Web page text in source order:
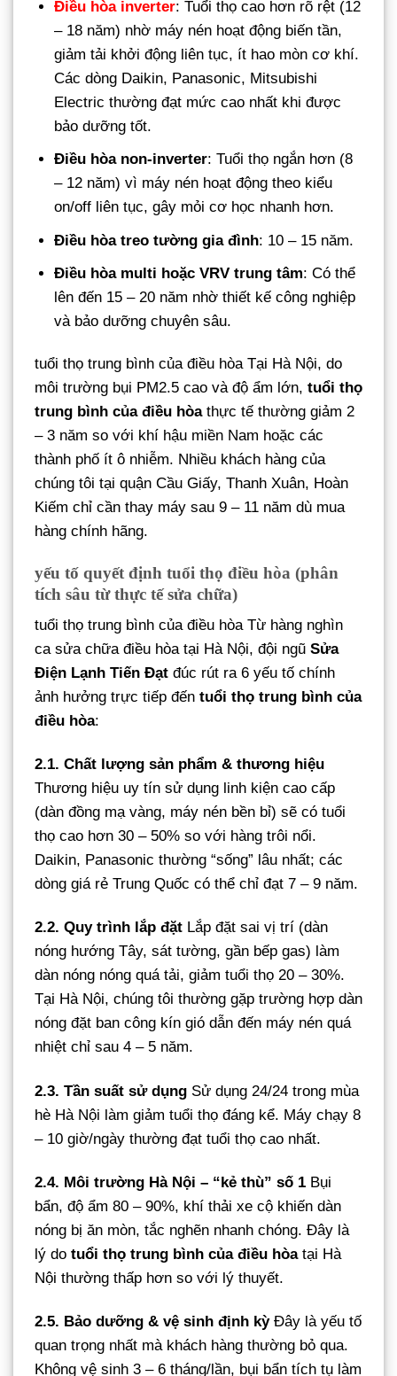
Điều hòa inverter: Tuổi thọ cao hơn rõ rệt (12
– 18 năm) nhờ máy nén hoạt động biến tần,
giảm tải khởi động liên tục, ít hao mòn cơ khí.
Các dòng Daikin, Panasonic, Mitsubishi
Electric thường đạt mức cao nhất khi được
bảo dưỡng tốt.
Điều hòa non-inverter: Tuổi thọ ngắn hơn (8
– 12 năm) vì máy nén hoạt động theo kiểu
on/off liên tục, gây mỏi cơ học nhanh hơn.
Điều hòa treo tường gia đình: 10 – 15 năm.
Điều hòa multi hoặc VRV trung tâm: Có thể
lên đến 15 – 20 năm nhờ thiết kế công nghiệp
và bảo dưỡng chuyên sâu.
tuổi thọ trung bình của điều hòa Tại Hà Nội, do
môi trường bụi PM2.5 cao và độ ẩm lớn, tuổi thọ
trung bình của điều hòathực tế thường giảm 2
– 3 năm so với khí hậu miền Nam hoặc các
thành phố ít ô nhiễm. Nhiều khách hàng của
chúng tôi tại quận Cầu Giấy, Thanh Xuân, Hoàn
Kiếm chỉ cần thay máy sau 9 – 11 năm dù mua
hàng chính hãng.
yếu tố quyết định tuổi thọ điều hòa (phân
tích sâu từ thực tế sửa chữa)
tuổi thọ trung bình của điều hòa Từ hàng nghìn
ca sửa chữa điều hòa tại Hà Nội, đội ngũ Sửa
Điện Lạnh Tiến Đạt đúc rút ra 6 yếu tố chính
ảnh hưởng trực tiếp đến tuổi thọ trung bình của
điều hòa:
2.1. Chất lượng sản phẩm & thương hiệu
Thương hiệu uy tín sử dụng linh kiện cao cấp
(dàn đồng mạ vàng, máy nén bền bỉ) sẽ có tuổi
thọ cao hơn 30 – 50% so với hàng trôi nổi.
Daikin, Panasonic thường “sống” lâu nhất; các
dòng giá rẻ Trung Quốc có thể chỉ đạt 7 – 9 năm.
2.2. Quy trình lắp đặt Lắp đặt sai vị trí (dàn
nóng hướng Tây, sát tường, gần bếp gas) làm
dàn nóng nóng quá tải, giảm tuổi thọ 20 – 30%.
Tại Hà Nội, chúng tôi thường gặp trường hợp dàn
nóng đặt ban công kín gió dẫn đến máy nén quá
nhiệt chỉ sau 4 – 5 năm.
2.3. Tần suất sử dụng Sử dụng 24/24 trong mùa
hè Hà Nội làm giảm tuổi thọ đáng kể. Máy chạy 8
– 10 giờ/ngày thường đạt tuổi thọ cao nhất.
2.4. Môi trường Hà Nội – “kẻ thù” số 1 Bụi
bẩn, độ ẩm 80 – 90%, khí thải xe cộ khiến dàn
nóng bị ăn mòn, tắc nghẽn nhanh chóng. Đây là
lý do tuổi thọ trung bình của điều hòatại Hà
Nội thường thấp hơn so với lý thuyết.
2.5. Bảo dưỡng & vệ sinh định kỳĐây là yếu tố
quan trọng nhất mà khách hàng thường bỏ qua.
Không vệ sinh 3 – 6 tháng/lần, bụi bẩn tích tụ làm